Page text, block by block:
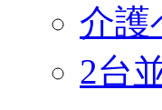
介護
2台